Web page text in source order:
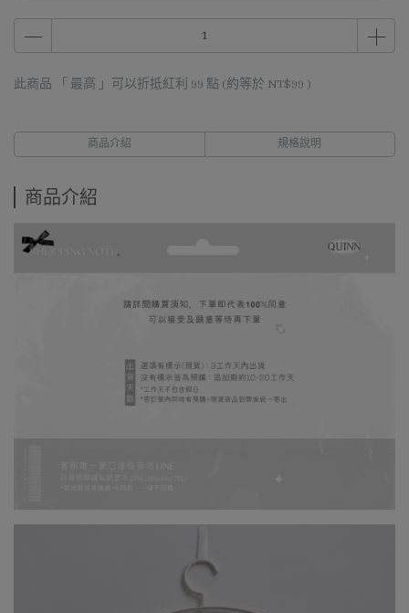
此商品 「 最高 」可以折抵紅利 99 點 (約等於 NT$99 )
商品介紹 規格說明
商品介紹